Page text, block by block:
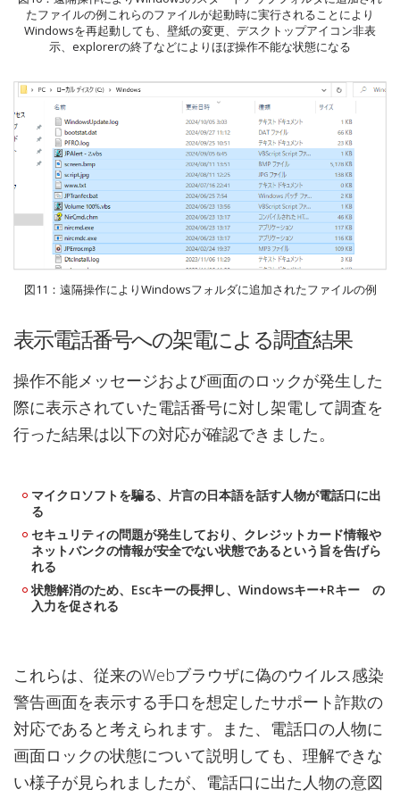
たファイルの例これらのファイルが起動時に実行されることにより
Windowsを再起動しても、壁紙の変更、デスクトップアイコン非表
示、explorerの終了などによりほぼ操作不能な状態になる
図11：遠隔操作によりWindowsフォルダに追加されたファイルの例
表示電話番号への架電による調査結果
操作不能メッセージおよび画面のロックが発生した
際に表示されていた電話番号に対し架電して調査を
行った結果は以下の対応が確認できました。
マイクロソフトを騙る、片言の日本語を話す人物が電話口に出
る
セキュリティの問題が発生しており、クレジットカード情報や
ネットバンクの情報が安全でない状態であるという旨を告げら
れる
状態解消のため、Escキーの長押し、Windowsキー+Rキー の
入力を促される
これらは、従来のWebブラウザに偽のウイルス感染
警告画面を表示する手口を想定したサポート詐欺の
対応であると考えられます。また、電話口の人物に
画面ロックの状態について説明しても、理解できな
い様子が見られましたが、電話口に出た人物の意図